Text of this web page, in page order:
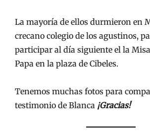
La mayoría de ellos durmieron en
crecano colegio de los agustinos,
participar al día siguiente el la
Papa en la plaza de Cibeles.
Tenemos muchas fotos para
testimonio de Blanca ¡Gracias!